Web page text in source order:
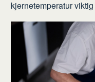
kjernetemperatur